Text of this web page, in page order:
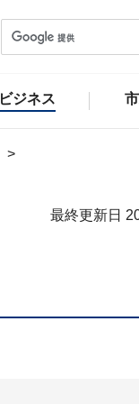
ビジネス
最終更新日